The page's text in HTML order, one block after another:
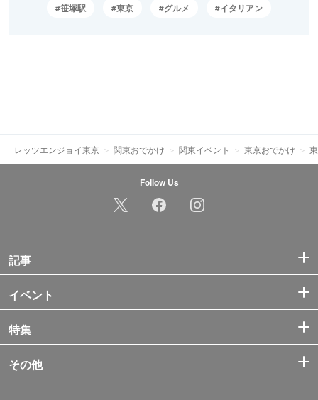
笹塚駅 東京 グルメ イタリアン
レッツエンジョイ東京 関東おでかけ 関東イベント 東京おでかけ
Follow Us
記事
イベント
特集
その他